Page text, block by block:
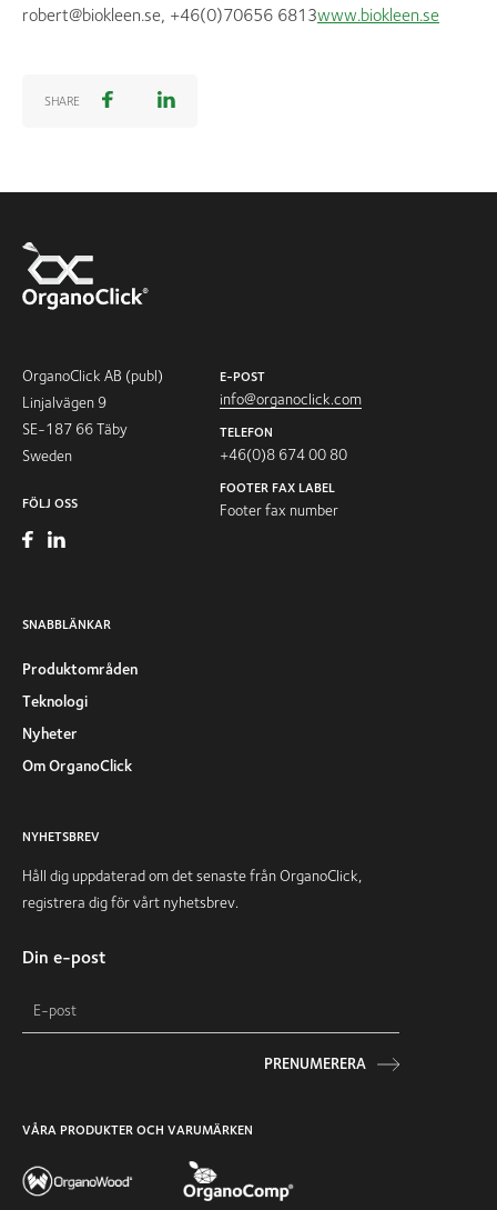
robert@biokleen.se, +46(0)70656 6813www.biokleen.se
SHARE
OrganoClick AB (publ)
Linjalvägen 9
SE-187 66 Täby
Sweden
FÖLJ OSS
E-POST
info@organoclick.com
TELEFON
+46(0)8 674 00 80
FOOTER FAX LABEL
Footer fax number
SNABBLÄNKAR
Produktområden
Teknologi
Nyheter
Om OrganoClick
NYHETSBREV
Håll dig uppdaterad om det senaste från OrganoClick,
registrera dig för vårt nyhetsbrev.
Din e-post
PRENUMERERA
VÅRA PRODUKTER OCH VARUMÄRKEN